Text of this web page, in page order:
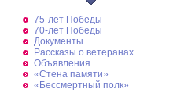
75-лет Победы
70-лет Победы
Документы
Рассказы о ветеранах
Объявления
«Стена памяти»
«Бессмертный полк»